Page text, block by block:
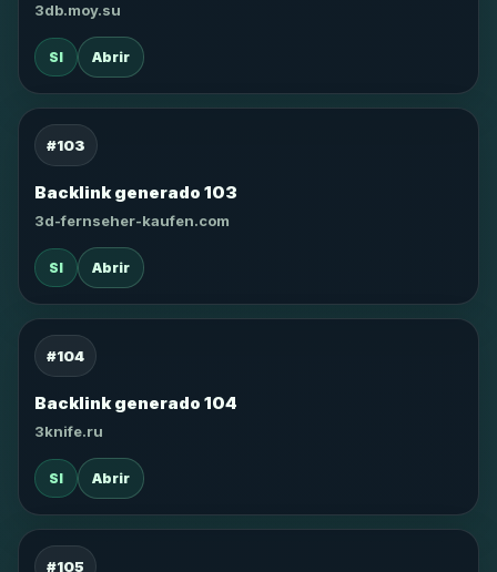
3db.moy.su
SI Abrir
#103
Backlink generado 103
3d-fernseher-kaufen.com
SI Abrir
#104
Backlink generado 104
3knife.ru
SI Abrir
#105